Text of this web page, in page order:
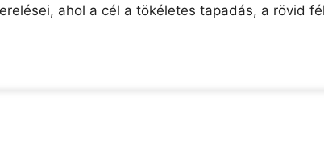
ahol a cél a tökéletes tapadás, a rövid